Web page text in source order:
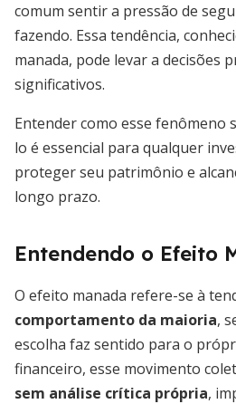
comum sentir a pressão de
fazendo. Essa tendência,
manada, pode levar a decisões
significativos.
Entender como esse fenômeno
lo é essencial para qualquer
proteger seu patrimônio e
longo prazo.
Entendendo o Efeito
O efeito manada refere-se à
comportamento da maioria,
escolha faz sentido para o
financeiro, esse movimento
sem análise crítica própria,